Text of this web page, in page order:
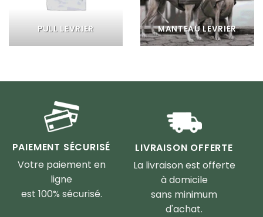
PULL LEVRIER MANTEAU LEVRIER
PAIEMENT SÉCURISÉ
Votre paiement en
ligne
est 100% sécurisé.
LIVRAISON OFFERTE
La livraison est offerte
à domicile
sans minimum
d'achat.